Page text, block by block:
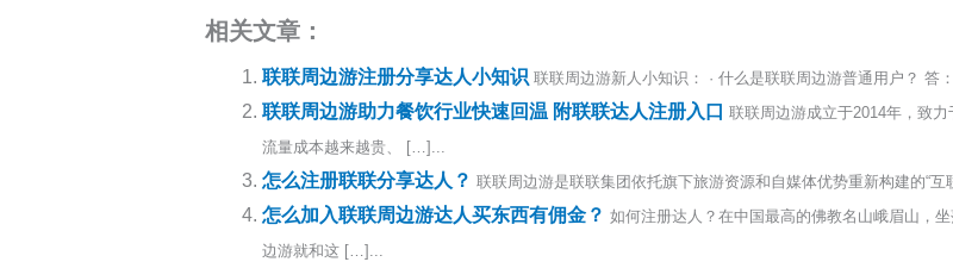
相关文章：
联联周边游注册分享达人小知识 联联周边游新人小知识： · 什么是联联周边游普通用户？
联联周边游助力餐饮行业快速回温 附联联达人注册入口 联联周边游成立于2014年，致
流量成本越来越贵、 […]...
怎么注册联联分享达人？ 联联周边游是联联集团依托旗下旅游资源和自媒体优势重新构建的“
怎么加入联联周边游达人买东西有佣金？ 如何注册达人？在中国最高的佛教名山峨眉山，
边游就和这 […]...